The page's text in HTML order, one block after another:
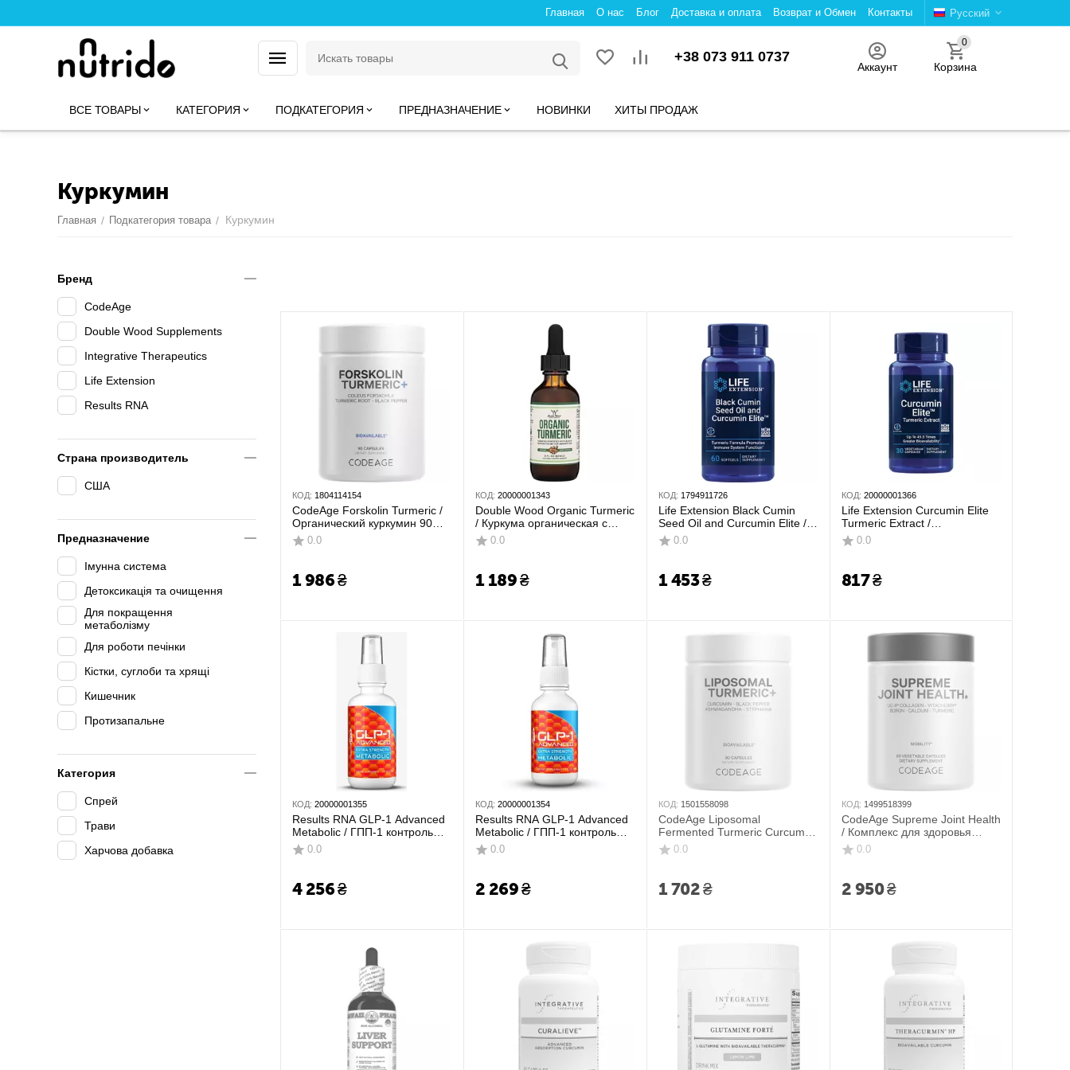
Русский
Главная О нас Блог Доставка и оплата Возврат и Обмен Контакты
+38 073 911 0737
Аккаунт
0
Корзина
ВСЕ ТОВАРЫ КАТЕГОРИЯ ПОДКАТЕГОРИЯ ПРЕДНАЗНАЧЕНИЕ НОВИНКИ ХИТЫ ПРОДАЖ
Куркумин
Главная / Подкатегория товара / Куркумин
КОД: 1804114154
CodeAge Forskolin Turmeric /
Органический куркумин 90
капсул
0.0
1 986₴
КОД: 20000001343
Double Wood Organic Turmeric
/ Куркума органическая с
черным перцем без алкоголя
60 мл
0.0
1 189₴
КОД: 1794911726
Life Extension Black Cumin
Seed Oil and Curcumin Elite /
Масло семян черного тмина и
куркумин 60 кап
0.0
1 453₴
КОД: 20000001366
Life Extension Curcumin Elite
Turmeric Extract /
Біодоступний куркумін 30
капсул
0.0
817₴
КОД: 20000001355
Results RNA GLP-1 Advanced
Metabolic / ГПП-1 контроль
аппетита и поддержка
снижения веса 120 мл
0.0
4 256₴
КОД: 20000001354
Results RNA GLP-1 Advanced
Metabolic / ГПП-1 контроль
аппетита и поддержка
снижения веса 60 мл
0.0
2 269₴
КОД: 1501558098
CodeAge Liposomal
Fermented Turmeric Curcumin
/ Липосомальный
ферментированный куркумин
0.0
1 702₴
КОД: 1499518399
CodeAge Supreme Joint Health
/ Комплекс для здоровья
суставов с коллагеном 60
капсул
0.0
2 950₴
Бренд
CodeAge
Double Wood Supplements
Integrative Therapeutics
Life Extension
Results RNA
Страна производитель
США
Предназначение
Імунна система
Детоксикація та очищення
Для покращення
метаболізму
Для роботи печінки
Кістки, суглоби та хрящі
Кишечник
Протизапальне
Категория
Спрей
Трави
Харчова добавка